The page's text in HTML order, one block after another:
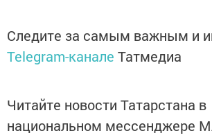
Следите за самым важным и
Telegram-канале Татмедиа
Читайте новости Татарстана в
национальном мессенджере